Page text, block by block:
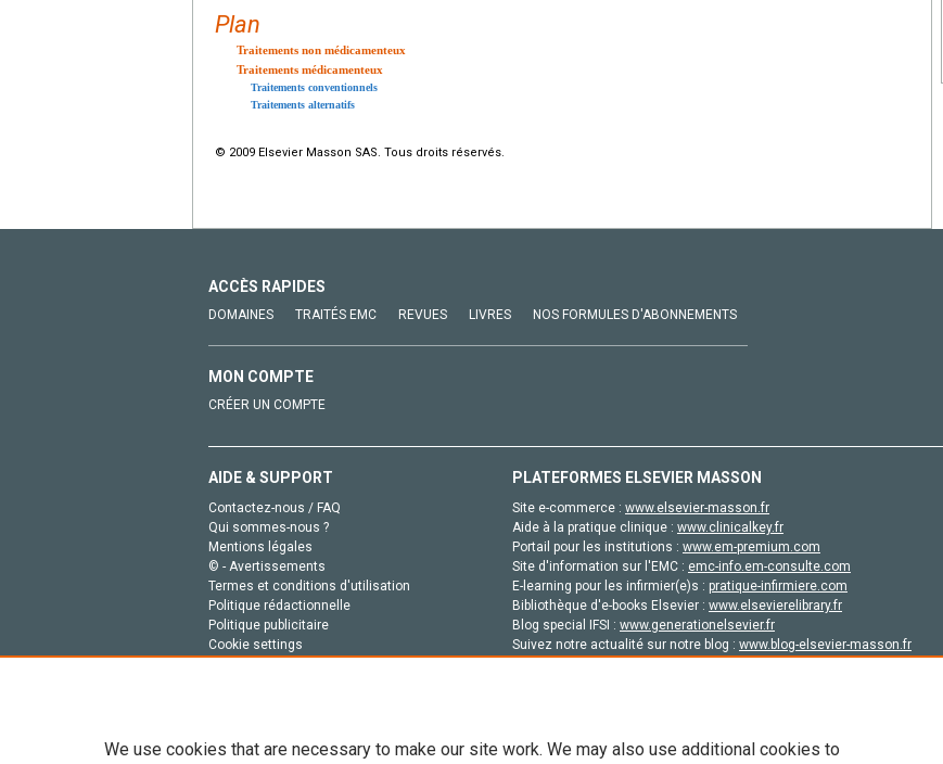
Plan
Traitements non médicamenteux
Traitements médicamenteux
Traitements conventionnels
Traitements alternatifs
© 2009 Elsevier Masson SAS. Tous droits réservés.
ACCÈS RAPIDES
DOMAINES TRAITÉS EMC REVUES LIVRES NOS FORMULES D'ABONNEMENTS
MON COMPTE
CRÉER UN COMPTE
AIDE & SUPPORT
Contactez-nous / FAQ
Qui sommes-nous ?
Mentions légales
© - Avertissements
Termes et conditions d'utilisation
Politique rédactionnelle
Politique publicitaire
Cookie settings
PLATEFORMES ELSEVIER MASSON
Site e-commerce : www.elsevier-masson.fr
Aide à la pratique clinique : www.clinicalkey.fr
Portail pour les institutions : www.em-premium.com
Site d'information sur l'EMC : emc-info.em-consulte.com
E-learning pour les infirmier(e)s : pratique-infirmiere.com
Bibliothèque d'e-books Elsevier : www.elsevierelibrary.fr
Blog special IFSI : www.generationelsevier.fr
Suivez notre actualité sur notre blog : www.blog-elsevier-masson.fr
We use cookies that are necessary to make our site work. We may also use additional cookies to